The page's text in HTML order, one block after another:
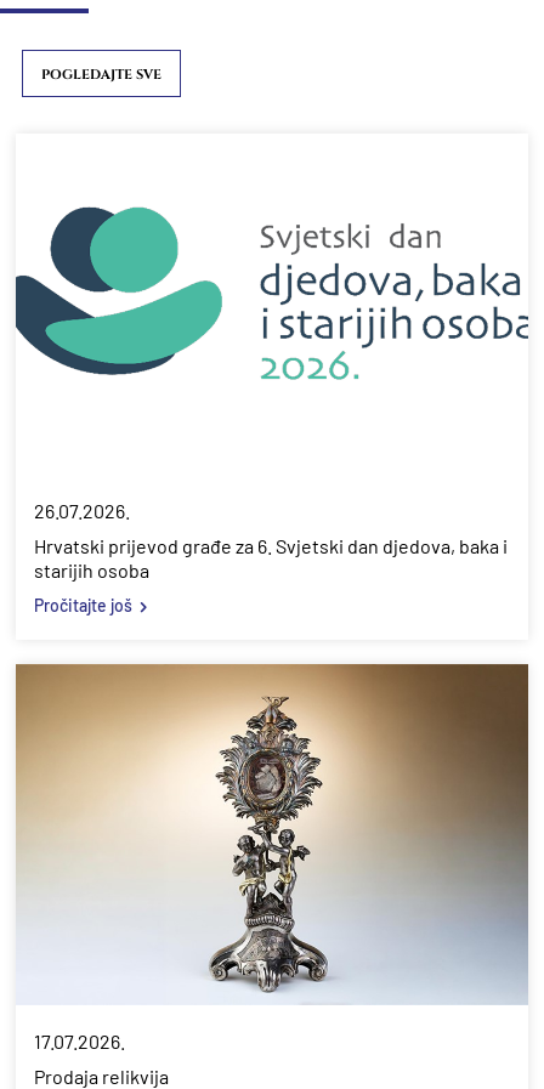
POGLEDAJTE SVE
26.07.2026.
Hrvatski prijevod građe za 6. Svjetski dan djedova, baka i
starijih osoba
Pročitajte još
17.07.2026.
Prodaja relikvija